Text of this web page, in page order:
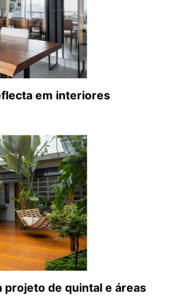
em interiores
projeto de quintal e áreas